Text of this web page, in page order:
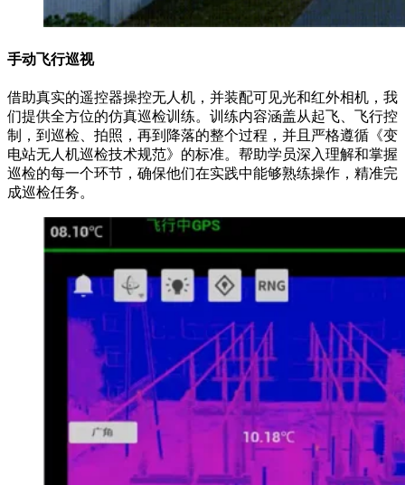
手动飞行巡视
借助真实的遥控器操控无人机，并装配可见光和红外相机，我
们提供全方位的仿真巡检训练。训练内容涵盖从起飞、飞行控
制，到巡检、拍照，再到降落的整个过程，并且严格遵循《变
电站无人机巡检技术规范》的标准。帮助学员深入理解和掌握
巡检的每一个环节，确保他们在实践中能够熟练操作，精准完
成巡检任务。